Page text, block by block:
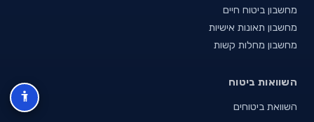
מחשבון ביטוח חיים
מחשבון תאונות אישיות
מחשבון מחלות קשות
השוואות ביטוח
השוואת ביטוחים